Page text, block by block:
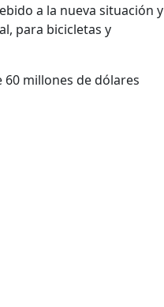
a la nueva situación y
para bicicletas y
60 millones de dólares